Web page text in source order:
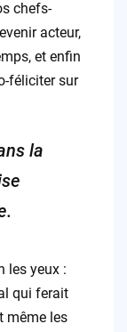
chefs-
acteur,
et enfin
féliciter sur
la
les yeux :
qui ferait
même les